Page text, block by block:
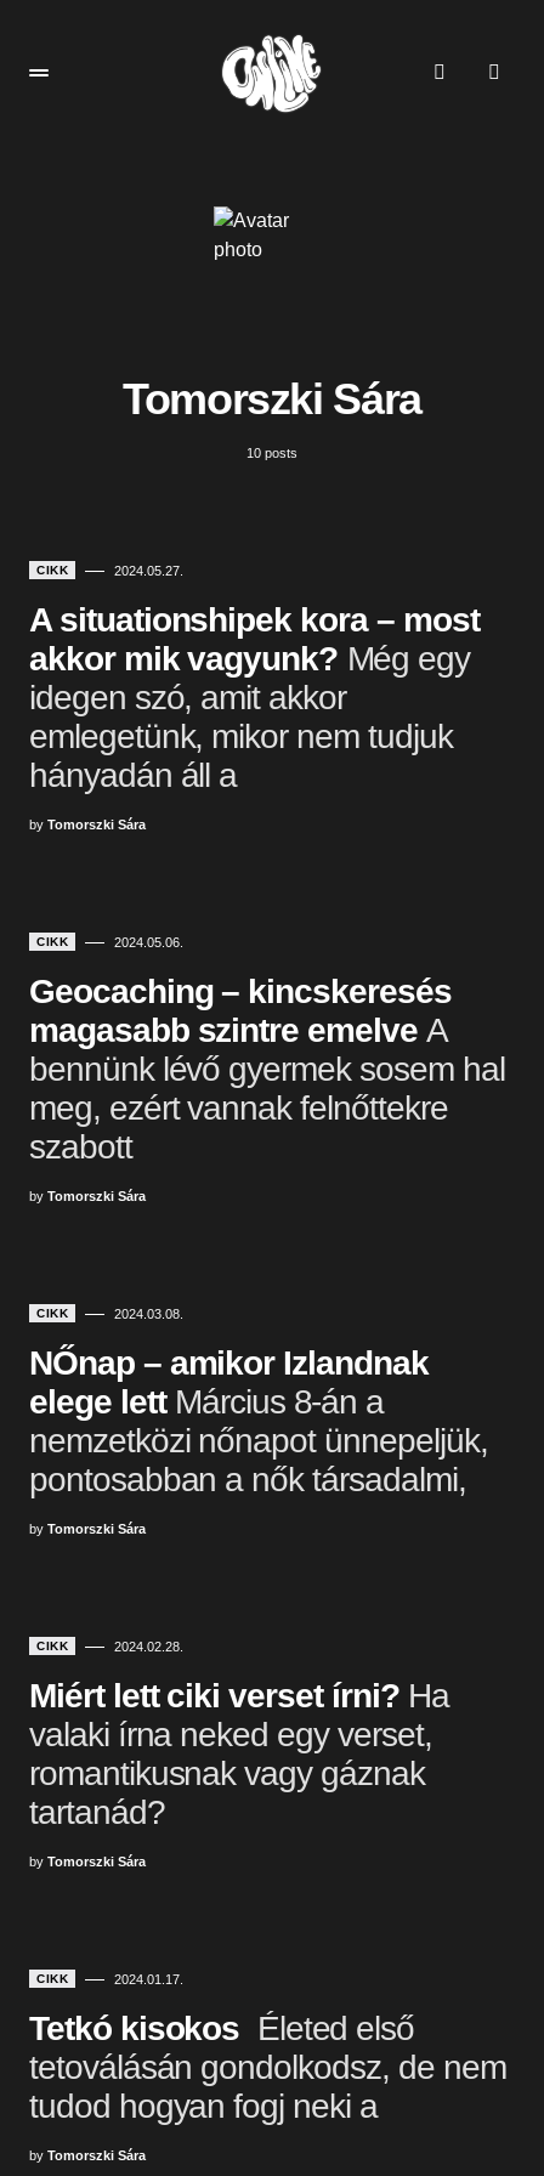
Tomorszki Sára
10 posts
CIKK 2024.05.27.
A situationshipek kora – most
akkor mik vagyunk? Még egy
idegen szó, amit akkor
emlegetünk, mikor nem tudjuk
hányadán áll a
by Tomorszki Sára
CIKK 2024.05.06.
Geocaching – kincskeresés
magasabb szintre emelve A
bennünk lévő gyermek sosem hal
meg, ezért vannak felnőttekre
szabott
by Tomorszki Sára
CIKK 2024.03.08.
NŐnap – amikor Izlandnak
elege lett Március 8-án a
nemzetközi nőnapot ünnepeljük,
pontosabban a nők társadalmi,
by Tomorszki Sára
CIKK 2024.02.28.
Miért lett ciki verset írni? Ha
valaki írna neked egy verset,
romantikusnak vagy gáznak
tartanád?
by Tomorszki Sára
CIKK 2024.01.17.
Tetkó kisokos Életed első
tetoválásán gondolkodsz, de nem
tudod hogyan fogj neki a
by Tomorszki Sára